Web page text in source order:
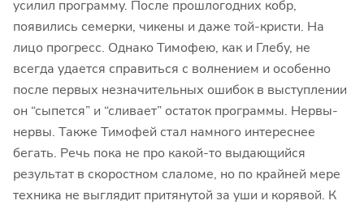
усилил программу. После прошлогодних кобр,
появились семерки, чикены и даже той-кристи. На
лицо прогресс. Однако Тимофею, как и Глебу, не
всегда удается справиться с волнением и особенно
после первых незначительных ошибок в выступлении
он “сыпется” и “сливает” остаток программы. Нервы-
нервы. Также Тимофей стал намного интереснее
бегать. Речь пока не про какой-то выдающийся
результат в скоростном слаломе, но по крайней мере
техника не выглядит притянутой за уши и корявой. К